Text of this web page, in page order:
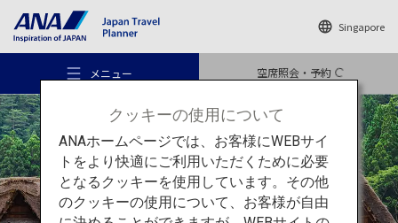
Singapore
メニュー 空席照会・予約
おすすめの旅
クッキーの使用について
ANAホームページでは、お客様にWEBサイ
トをより快適にご利用いただくために必要
となるクッキーを使用しています。その他
のクッキーの使用について、お客様が自由